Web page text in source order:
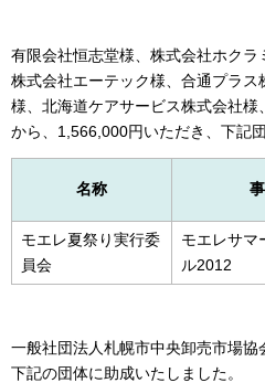
有限会社恒志堂様、株式会社ホクラ
株式会社エーテック様、合通プラ
様、北海道ケアサービス株式会社
から、1,566,000円いただき、下記
名称
モエレ夏祭り実行委
員会
モエレサマ
ル2012
一般社団法人札幌市中央卸売市場協
下記の団体に助成いたしました。